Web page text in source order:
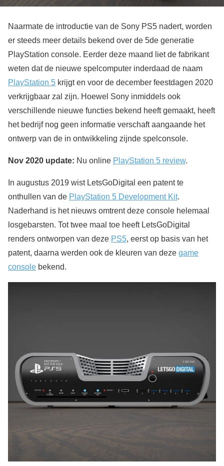
Naarmate de introductie van de Sony PS5 nadert, worden
er steeds meer details bekend over de 5de generatie
PlayStation console. Eerder deze maand liet de fabrikant
weten dat de nieuwe spelcomputer inderdaad de naam
PlayStation 5 krijgt en voor de december feestdagen 2020
verkrijgbaar zal zijn. Hoewel Sony inmiddels ook
verschillende nieuwe functies bekend heeft gemaakt, heeft
het bedrijf nog geen informatie verschaft aangaande het
ontwerp van de in ontwikkeling zijnde spelconsole.
Nov 2020 update: Nu online PlayStation 5 review.
In augustus 2019 wist LetsGoDigital een patent te
onthullen van de PlayStation 5 Development Kit.
Naderhand is het nieuws omtrent deze console helemaal
losgebarsten. Tot twee maal toe heeft LetsGoDigital
renders ontworpen van deze PS5, eerst op basis van het
patent, daarna werden ook de kleuren van deze game
console bekend.